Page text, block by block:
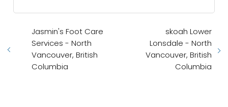
Jasmin's Foot Care
Services - North
Vancouver, British
Columbia
skoah Lower
Lonsdale - North
Vancouver, British
Columbia